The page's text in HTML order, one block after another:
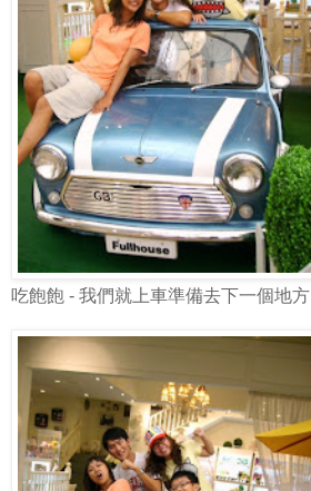
吃飽飽 - 我們就上車準備去下一個地方